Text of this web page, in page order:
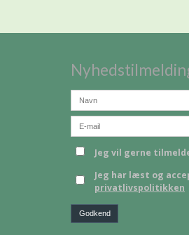
Jeg vil gerne
Jeg har læst og
privatlivspolitikken
Godkend